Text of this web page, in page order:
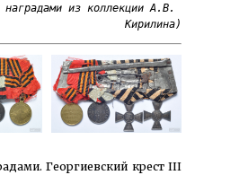
наградами из коллекции А.В.
Кирилина)
Георгиевский крест III